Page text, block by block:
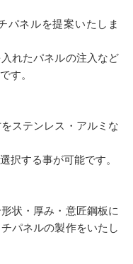
パネルを提案いたしま
れたパネルの注入など
す。
ステンレス・アルミな
択する事が可能です。
状・厚み・意匠鋼板に
パネルの製作をいたし